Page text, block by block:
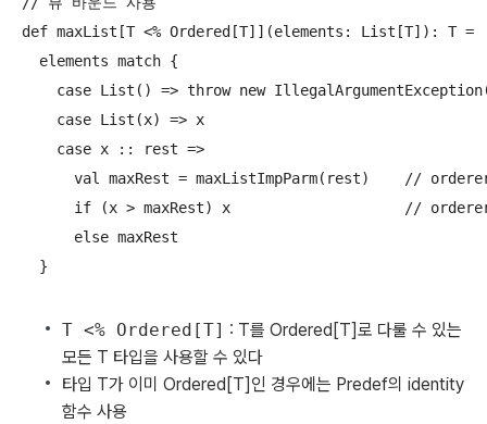
def maxList[T <% Ordered[T]](elements: List[T]): T =
  elements match {
case List() => throw new
    case List(x) => x
    case x :: rest =>
val maxRest = maxListImpParm(rest)    //
if (x > maxRest) x                    //
      else maxRest
T <% Ordered[T] : T를 Ordered[T]로 다룰 수 있는
모든 T 타입을 사용할 수 있다
타입 T가 이미 Ordered[T]인 경우에는 Predef의 identity
함수 사용